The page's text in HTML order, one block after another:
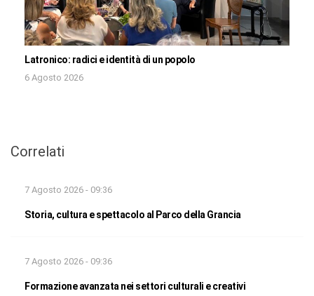
Latronico: radici e identità di un popolo
6 Agosto 2026
Correlati
7 Agosto 2026 - 09:36
Storia, cultura e spettacolo al Parco della Grancia
7 Agosto 2026 - 09:36
Formazione avanzata nei settori culturali e creativi